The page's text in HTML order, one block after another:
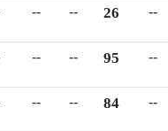
-- -- 26 --
-- -- 95 --
-- -- 84 --